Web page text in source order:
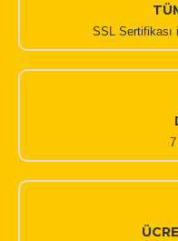
SSL Sertifikası